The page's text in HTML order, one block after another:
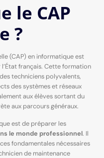
le CAP
?
(CAP) en informatique est
français. Cette formation
techniciens polyvalents,
des systèmes et réseaux
aux élèves sortant du
aux parcours généraux.
est de préparer les
le monde professionnel. Il
fondamentales nécessaires
de maintenance